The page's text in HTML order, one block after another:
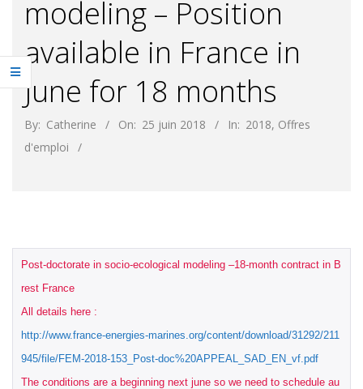
modeling – Position
available in France in
June for 18 months
By: Catherine On: 25 juin 2018 In: 2018, Offres
d'emploi
Post-doctorate in socio-ecological modeling –18-month contract in B
rest France
http://www.france-energies-marines.org/content/download/31292/211
945/file/FEM-2018-153_Post-doc%20APPEAL_SAD_EN_vf.pdf
The conditions are a beginning next june so we need to schedule au